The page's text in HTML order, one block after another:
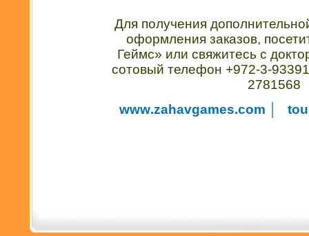
Для получения
оформления заказов,
Геймс» или свяжитесь с
сотовый телефон +972-3-
2781568
www.zahavgames.com